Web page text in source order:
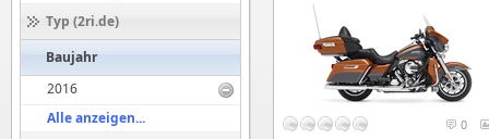
Typ (2ri.de)
Baujahr
2016
Alle anzeigen...
0